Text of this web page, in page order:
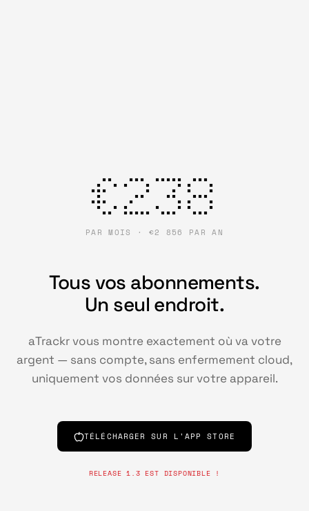
€238
PAR MOIS · €2 856 PAR AN
Tous vos abonnements.
Un seul endroit.
aTrackr vous montre exactement où va votre
argent — sans compte, sans enfermement cloud,
uniquement vos données sur votre appareil.
TÉLÉCHARGER SUR L'APP STORE
RELEASE 1.3 EST DISPONIBLE !